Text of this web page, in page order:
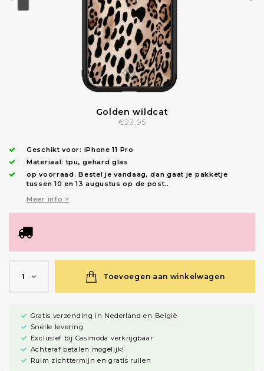
Golden wildcat
€23,95
Geschikt voor: iPhone 11 Pro
Materiaal: tpu, gehard glas
op voorraad.Bestel je vandaag, dan gaat je pakketje
tussen 10 en 13 augustus op de post..
Meer info >
1 Toevoegen aan winkelwagen
Gratis verzending in Nederland en België
Snelle levering
Exclusief bij Casimoda verkrijgbaar
Achteraf betalen mogelijk!
Ruim zichttermijn en gratis ruilen